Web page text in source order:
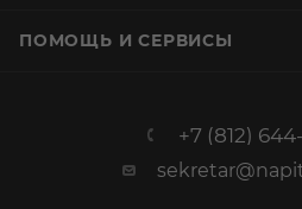
ПОМОЩЬ И СЕРВИСЫ
+7 (812)